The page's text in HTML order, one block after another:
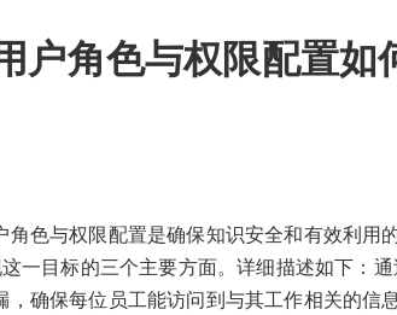
户角色与权限配置如
色与权限配置是确保知识安全和有效利用的
一目标的三个主要方面。详细描述如下：
确保每位员工能访问到与其工作相关的信